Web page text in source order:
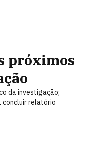
próximos
da investigação;
concluir relatório